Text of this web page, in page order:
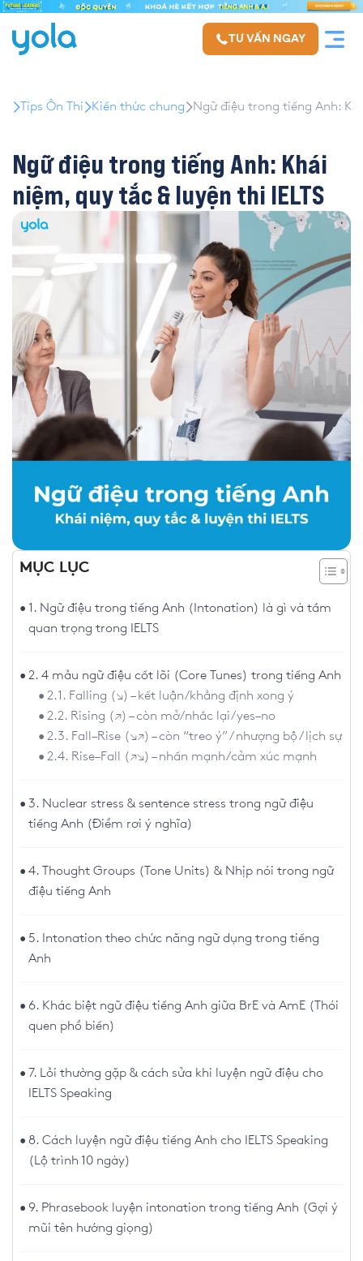
TƯ VẤN NGAY
Tips Ôn Thi Kiến thức chung Ngữ điệu trong tiếng Anh:
Ngữ điệu trong tiếng Anh: Khái
niệm, quy tắc & luyện thi IELTS
MỤC LỤC
1. Ngữ điệu trong tiếng Anh (Intonation) là gì và tầm
quan trọng trong IELTS
2. 4 mẫu ngữ điệu cốt lõi (Core Tunes) trong tiếng Anh
2.1. Falling (↘) – kết luận/khẳng định xong ý
2.2. Rising (↗) – còn mở/nhắc lại/yes–no
2.3. Fall–Rise (↘↗) – còn “treo ý” / nhượng bộ / lịch sự
2.4. Rise–Fall (↗↘) – nhấn mạnh/cảm xúc mạnh
3. Nuclear stress & sentence stress trong ngữ điệu
tiếng Anh (Điểm rơi ý nghĩa)
4. Thought Groups (Tone Units) & Nhịp nói trong ngữ
điệu tiếng Anh
5. Intonation theo chức năng ngữ dụng trong tiếng
Anh
6. Khác biệt ngữ điệu tiếng Anh giữa BrE và AmE (Thói
quen phổ biến)
7. Lỗi thường gặp & cách sửa khi luyện ngữ điệu cho
IELTS Speaking
8. Cách luyện ngữ điệu tiếng Anh cho IELTS Speaking
(Lộ trình 10 ngày)
9. Phrasebook luyện intonation trong tiếng Anh (Gợi ý
mũi tên hướng giọng)